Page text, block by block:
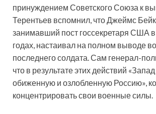
принуждением Советского Союза к
Терентьев вспомнил, что Джеймс
занимавший пост госсекретаря США
годах, настаивал на полном выводе
последнего солдата. Сам генерал-
что в результате этих действий
обиженную и озлобленную Россию»,
концентрировать свои военные силы.